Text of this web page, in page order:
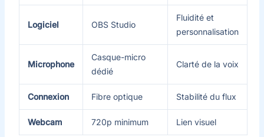
Logiciel OBS Studio
Fluidité et
personnalisation
Microphone
Casque-micro
dédié
Clarté de la voix
Connexion Fibre optique Stabilité du flux
Webcam 720p minimum Lien visuel